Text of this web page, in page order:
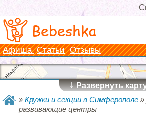
Bebeshka
Афиша Статьи Отзывы
↓Развернуть
»Кружки и секции в Симферополе
развивающие центры